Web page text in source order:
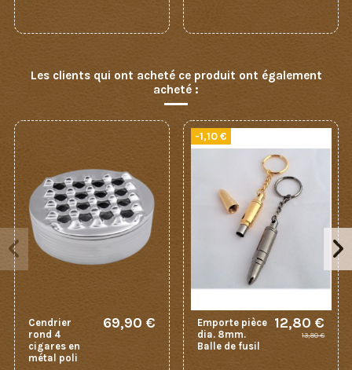
Les clients qui ont acheté ce produit ont également
acheté :
Cendrier
rond 4
cigares en
métal poli
69,90 €
-1,10 €
Emporte pièce
dia. 8mm.
Balle de fusil
12,80 €
13,90 €